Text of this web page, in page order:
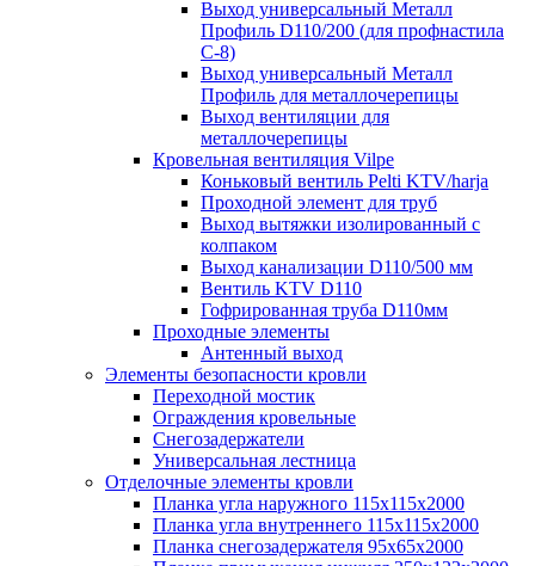
Выход универсальный Металл
Профиль D110/200 (для профнастила
С-8)
Выход универсальный Металл
Профиль для металлочерепицы
Выход вентиляции для
металлочерепицы
Кровельная вентиляция Vilpe
Коньковый вентиль Pelti KTV/harja
Проходной элемент для труб
Выход вытяжки изолированный с
колпаком
Выход канализации D110/500 мм
Вентиль KTV D110
Гофрированная труба D110мм
Проходные элементы
Антенный выход
Элементы безопасности кровли
Переходной мостик
Ограждения кровельные
Снегозадержатели
Универсальная лестница
Отделочные элементы кровли
Планка угла наружного 115х115х2000
Планка угла внутреннего 115х115х2000
Планка снегозадержателя 95х65х2000